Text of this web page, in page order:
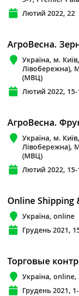
Лютий 2022, 22
АгроВесна.
Україна, м.
Лівобережна),
(МВЦ)
Лютий 2022, 15-
АгроВесна.
Україна, м.
Лівобережна),
(МВЦ)
Лютий 2022, 15-
Online Shipping
Україна, online
Грудень 2021,
Торговые
Україна, online,
Грудень 2021,